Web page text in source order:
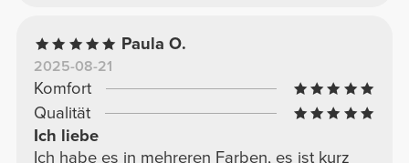
Paula O.
2025-08-21
Komfort
Qualität
Ich liebe
Ich habe es in mehreren Farben, es ist kurz